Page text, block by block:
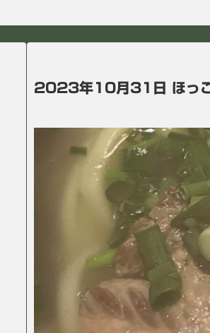
2023年10月31日 ほっこ